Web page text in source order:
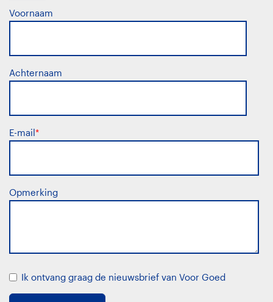
Voornaam
Achternaam
E-mail*
Opmerking
Ik ontvang graag de nieuwsbrief van Voor Goed